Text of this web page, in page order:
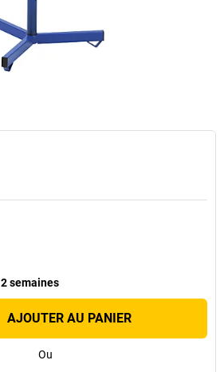
2 semaines
AJOUTER AU PANIER
Ou